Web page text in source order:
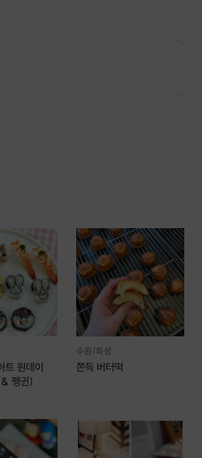
트 원데이
펭귄)
수원/화성
쫀득 버터떡